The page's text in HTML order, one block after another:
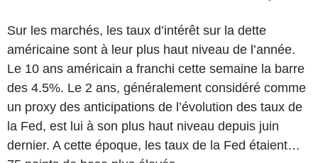
Sur les marchés, les taux d’intérêt sur la dette
américaine sont à leur plus haut niveau de l’année.
Le 10 ans américain a franchi cette semaine la barre
des 4.5%. Le 2 ans, généralement considéré comme
un proxy des anticipations de l’évolution des taux de
la Fed, est lui à son plus haut niveau depuis juin
dernier. A cette époque, les taux de la Fed étaient…